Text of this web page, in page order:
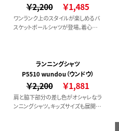
￥2,200 ￥1,485
ワンランク上のスタイルが楽しめるバ
スケットボールシャツが登場。着心地
も可愛く着こなせます。
ランニングシャツ
P5510 wundou（ウンドウ）
￥2,200 ￥1,881
肩と脇下部分の差し色がオシャレなラ
ンニングシャツ。キッズサイズも展開あ